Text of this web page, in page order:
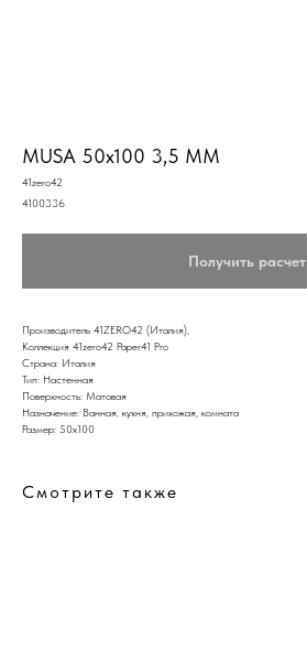
MUSA 50x100 3,5 MM
41zero42
4100336
Получить расчет
Производитель 41ZERO42 (Италия),
Коллекция 41zero42 Paper41 Pro
Страна: Италия
Тип: Настенная
Поверхность: Матовая
Назначение: Ванная, кухня, прихожая, комната
Размер: 50x100
Смотрите также